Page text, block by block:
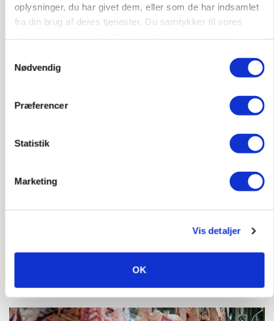
oplysninger, du har givet dem, eller som de har indsamlet
fra din brug af deres tjenester. Du samtykker til vores
Nødvendig
Præferencer
Statistik
Marketing
Vis detaljer
OK
PLANTER
Før såmaskinen kører: Her er efterårets største
Grisebestanden stiger trods svagere
avlsbestand